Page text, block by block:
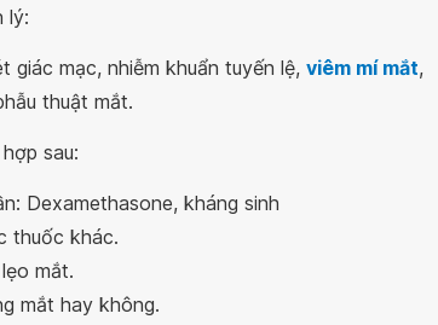
lý:
giác mạc, nhiễm khuẩn tuyến lệ, viêm mí mắt,
thuật mắt.
sau:
Dexamethasone, kháng sinh
thuốc khác.
mắt.
mắt hay không.